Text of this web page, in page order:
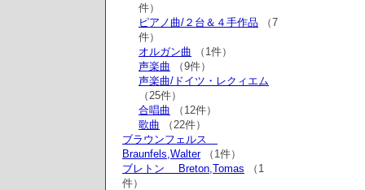
件）
ピアノ曲/２台＆４手作品 （7
件）
オルガン曲 （1件）
声楽曲 （9件）
声楽曲/ドイツ・レクィエム
（25件）
合唱曲 （12件）
歌曲 （22件）
ブラウンフェルス
Braunfels,Walter（1件）
ブレトン Breton,Tomas （1
件）